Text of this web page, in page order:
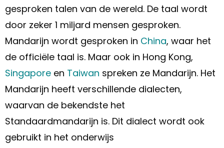
gesproken talen van de wereld. De taal wordt
door zeker 1 miljard mensen gesproken.
Mandarijn wordt gesproken in China, waar het
de officiële taal is. Maar ook in Hong Kong,
Singapore en Taiwan spreken ze Mandarijn. Het
Mandarijn heeft verschillende dialecten,
waarvan de bekendste het
Standaardmandarijn is. Dit dialect wordt ook
gebruikt in het onderwijs